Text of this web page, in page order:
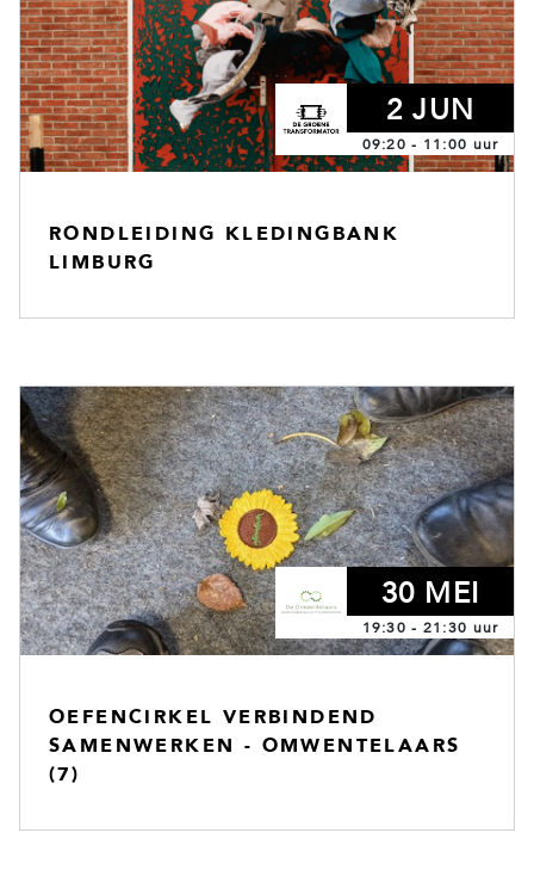
2 JUN
09:20 - 11:00 uur
RONDLEIDING KLEDINGBANK
LIMBURG
30 MEI
19:30 - 21:30 uur
OEFENCIRKEL VERBINDEND
SAMENWERKEN - OMWENTELAARS
(7)